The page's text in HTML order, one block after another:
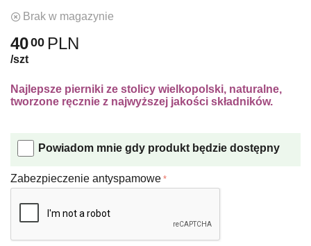
Brak w magazynie
4000 PLN
/szt
Najlepsze pierniki ze stolicy wielkopolski, naturalne,
tworzone ręcznie z najwyższej jakości składników.
Powiadom mnie gdy produkt będzie dostępny
Zabezpieczenie antyspamowe